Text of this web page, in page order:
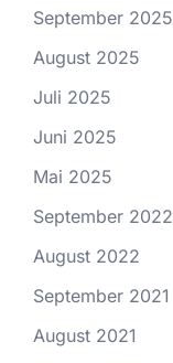
September 2025
August 2025
Juli 2025
Juni 2025
Mai 2025
September 2022
August 2022
September 2021
August 2021